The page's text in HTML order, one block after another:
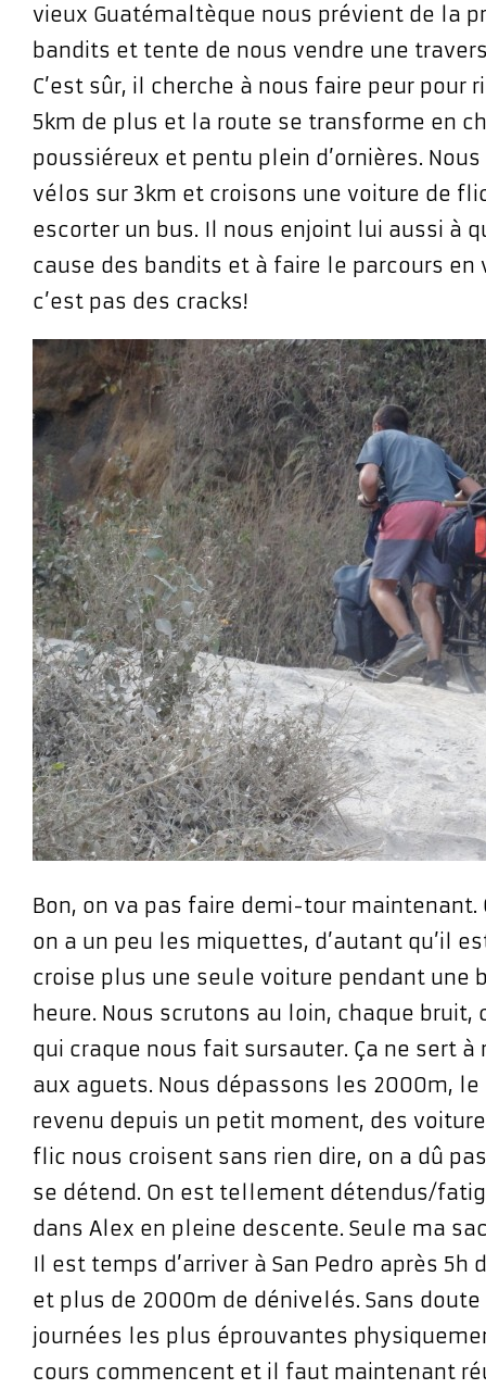
vieux Guatémaltèque nous prévient de la
bandits et tente de nous vendre une
C’est sûr, il cherche à nous faire peur pour
5km de plus et la route se transforme en
poussiéreux et pentu plein d’ornières.
vélos sur 3km et croisons une voiture de
escorter un bus. Il nous enjoint lui aussi à
cause des bandits et à faire le parcours en
c’est pas des cracks!
Bon, on va pas faire demi-tour maintenant.
on a un peu les miquettes, d’autant qu’il
croise plus une seule voiture pendant une
heure. Nous scrutons au loin, chaque bruit,
qui craque nous fait sursauter. Ça ne sert à
aux aguets. Nous dépassons les 2000m,
revenu depuis un petit moment, des
flic nous croisent sans rien dire, on a dû
se détend. On est tellement détendus/
dans Alex en pleine descente. Seule ma
Il est temps d’arriver à San Pedro après 5h
et plus de 2000m de dénivelés. Sans doute
journées les plus éprouvantes
cours commencent et il faut maintenant